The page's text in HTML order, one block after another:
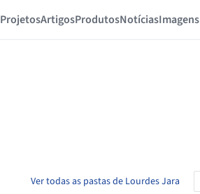
ProjetosArtigosProdutosNotíciasImagens
Ver todas as pastas de Lourdes Jara